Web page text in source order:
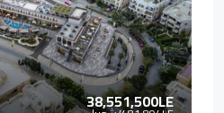
38,551,500LE